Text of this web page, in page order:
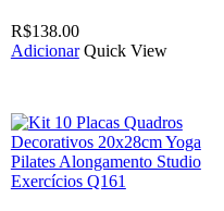
R$138.00
Adicionar Quick View